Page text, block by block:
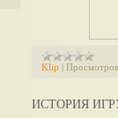
Klip |
ИСТОРИЯ